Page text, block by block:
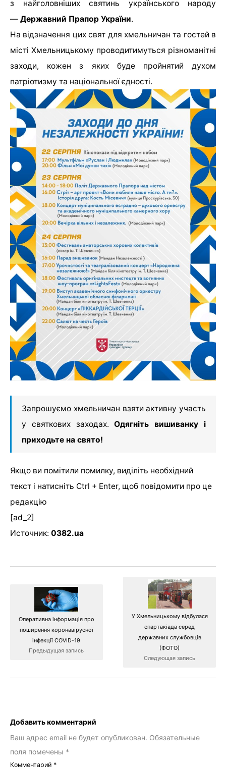
з найголовніших святинь українського народу
— Державний Прапор України.
На відзначення цих свят для хмельничан та гостей в
місті Хмельницькому проводитимуться різноманітні
заходи, кожен з яких буде пройнятий духом
патріотизму та національної єдності.
Запрошуємо хмельничан взяти активну участь
у святкових заходах.Одягніть вишиванку і
приходьте на свято!
Якщо ви помітили помилку, виділіть необхідний
текст і натисніть Ctrl + Enter, щоб повідомити про це
редакцію
[ad_2]
Источник: 0382.ua
Оперативна інформація про
поширення коронавірусної
інфекції COVID-19
Предыдущая запись
У Хмельницькому відбулася
спартакіада серед
державних службовців
(ФОТО)
Следующая запись
Добавить комментарий
Ваш адрес email не будет опубликован. Обязательные
поля помечены *
Комментарий *